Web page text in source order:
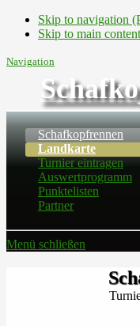
Skip to navigation
Skip to main
Navigation
Schafkopfrennen
Landkarte
Turnier eintragen
Auswertprogramm
Punktelisten
Partner
Menü schließen